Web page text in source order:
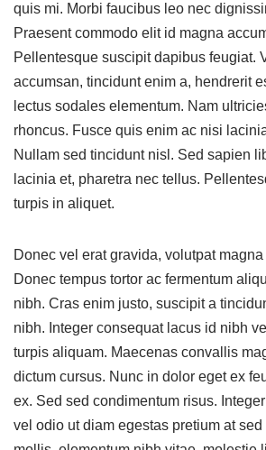
quis mi. Morbi faucibus leo nec
Praesent commodo elit id magna
Pellentesque suscipit dapibus feugiat.
accumsan, tincidunt enim a, hendrerit
lectus sodales elementum. Nam
rhoncus. Fusce quis enim ac nisi
Nullam sed tincidunt nisl. Sed sapien
lacinia et, pharetra nec tellus.
turpis in aliquet.
Donec vel erat gravida, volutpat
Donec tempus tortor ac fermentum
nibh. Cras enim justo, suscipit a
nibh. Integer consequat lacus id nibh
turpis aliquam. Maecenas convallis
dictum cursus. Nunc in dolor eget ex
ex. Sed sed condimentum risus.
vel odio ut diam egestas pretium at sed